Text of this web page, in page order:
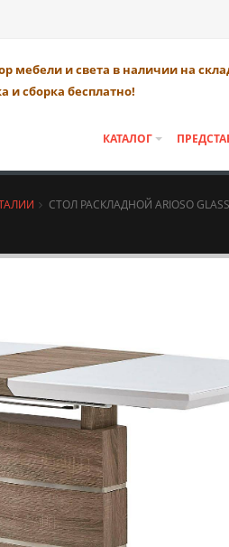
мебели и света в наличии на
и сборка бесплатно!
КАТАЛОГ
СТОЛ РАСКЛАДНОЙ ARIOSO